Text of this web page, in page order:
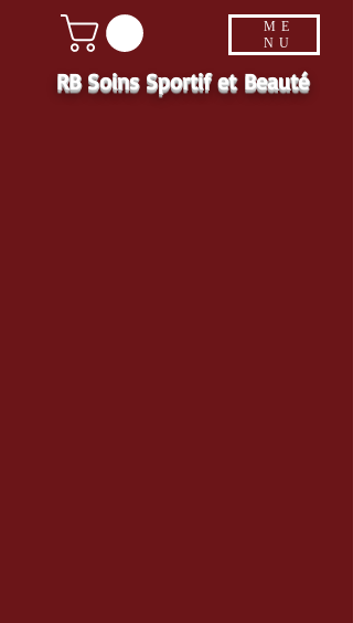
RB Soins Sportif et Beauté
ME
NU